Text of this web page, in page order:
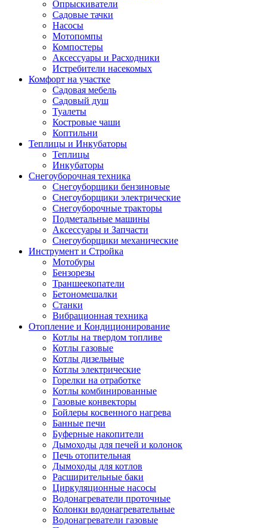
Опрыскиватели
Садовые тачки
Насосы
Мотопомпы
Компостеры
Аксессуары и Расходники
Истребители насекомых
Комфорт на участке
Садовая мебель
Садовый душ
Туалеты
Костровые чаши
Коптильни
Теплицы и Инкубаторы
Теплицы
Инкубаторы
Снегоуборочная техника
Снегоуборщики бензиновые
Снегоуборщики электрические
Снегоуборочные тракторы
Подметальные машины
Аксессуары и Запчасти
Снегоуборщики механические
Инструмент и Стройка
Мотобуры
Бензорезы
Траншеекопатели
Бетономешалки
Станки
Вибрационная техника
Отопление и Кондиционирование
Котлы на твердом топливе
Котлы газовые
Котлы дизельные
Котлы электрические
Горелки на отработке
Котлы комбинированные
Газовые конвекторы
Бойлеры косвенного нагрева
Банные печи
Буферные накопители
Дымоходы для печей и колонок
Печь отопительная
Дымоходы для котлов
Расширительные баки
Циркуляционные насосы
Водонагреватели проточные
Колонки водонагревательные
Водонагреватели газовые